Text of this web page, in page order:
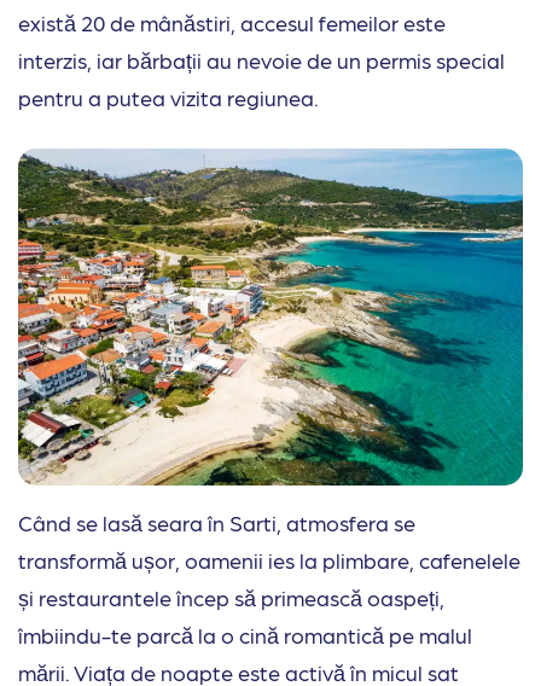
există 20 de mânăstiri, accesul femeilor este
interzis, iar bărbații au nevoie de un permis special
pentru a putea vizita regiunea.
Când se lasă seara în Sarti, atmosfera se
transformă ușor, oamenii ies la plimbare, cafenelele
și restaurantele încep să primească oaspeți,
îmbiindu-te parcă la o cină romantică pe malul
mării. Viața de noapte este activă în micul sat